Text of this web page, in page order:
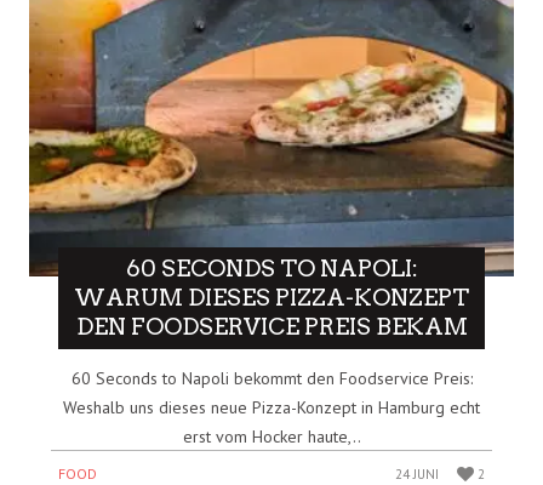
60 SECONDS TO NAPOLI:
WARUM DIESES PIZZA-KONZEPT
DEN FOODSERVICE PREIS BEKAM
60 Seconds to Napoli bekommt den Foodservice Preis:
Weshalb uns dieses neue Pizza-Konzept in Hamburg echt
erst vom Hocker haute,..
FOOD 24 JUNI 2